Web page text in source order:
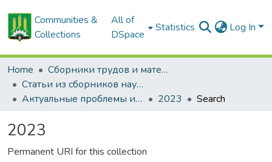
Communities &
Collections
All of
DSpace
Statistics Log In
Home
Сборники трудов и материалов конференций
Статьи из сборников научных трудов
Актуальные проблемы инновационного развития агропромышленного комплекса Беларуси
2023 Search
2023
Permanent URI for this collection